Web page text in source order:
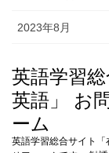
2023年8月